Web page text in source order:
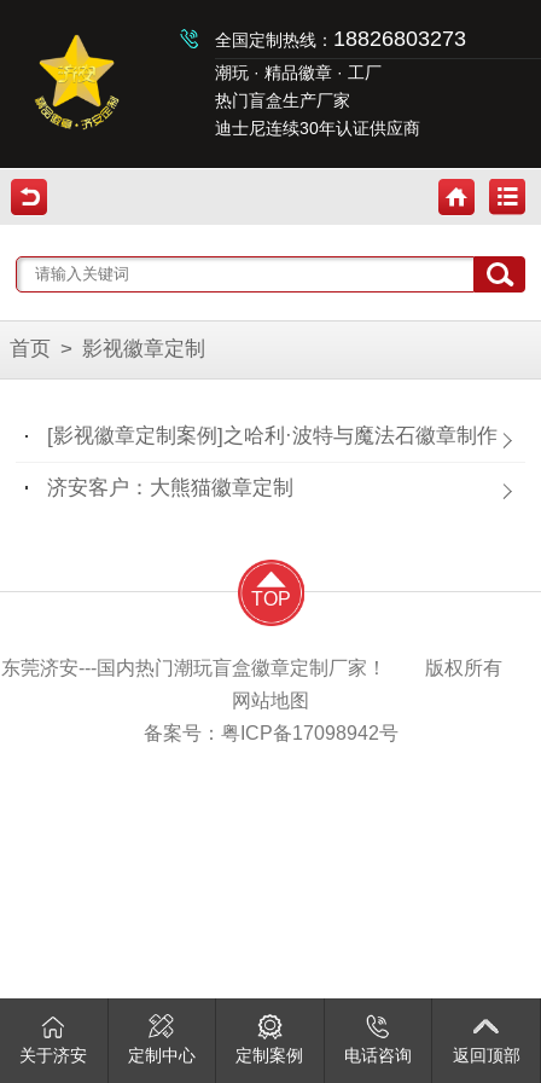
全国定制热线： 18826803273
潮玩 · 精品徽章 · 工厂
热门盲盒生产厂家
迪士尼连续30年认证供应商
首页 > 影视徽章定制
[影视徽章定制案例]之哈利·波特与魔法石徽章制作
济安客户：大熊猫徽章定制
TOP
东莞济安---国内热门潮玩盲盒徽章定制厂家！ 版权所有
网站地图
备案号： 粤ICP备17098942号
关于济安 定制中心 定制案例 电话咨询 返回顶部